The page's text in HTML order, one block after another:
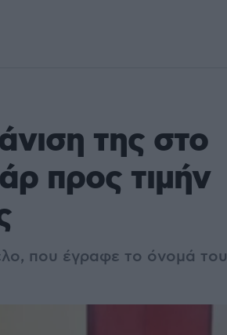
της στο
προς τιμήν
που έγραφε το όνομά του